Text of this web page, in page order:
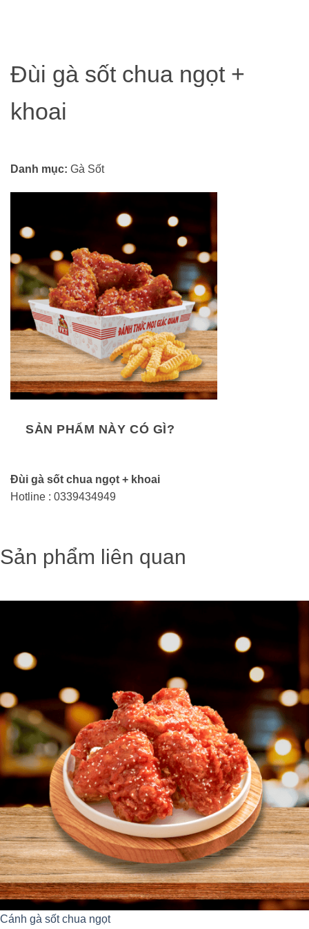
Đùi gà sốt chua ngọt +
khoai
Danh mục: Gà Sốt
SẢN PHẨM NÀY CÓ GÌ?
Đùi gà sốt chua ngọt + khoai
Hotline : 0339434949
Sản phẩm liên quan
Cánh gà sốt chua ngọt